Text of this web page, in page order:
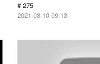
# 275
2021-03-10 09:13